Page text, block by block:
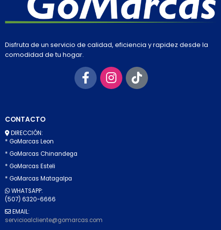
Disfruta de un servicio de calidad, eficiencia y rapidez desde la
comodidad de tu hogar.
CONTACTO
DIRECCIÓN:
* GoMarcas Leon
* GoMarcas Chinandega
* GoMarcas Esteli
* GoMarcas Matagalpa
WHATSAPP:
(507) 6320-6666
EMAIL:
servicioalcliente@gomarcas.com